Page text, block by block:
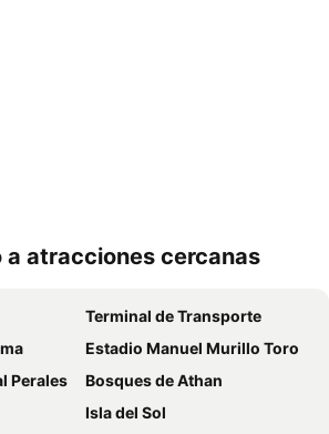
a atracciones cercanas
Terminal de Transporte
Estadio Manuel Murillo Toro
Perales
Bosques de Athan
Isla del Sol